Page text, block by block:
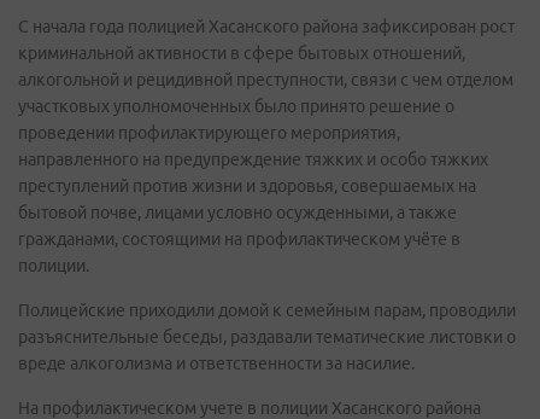
С начала года полицией Хасанского района зафиксирован рост
криминальной активности в сфере бытовых отношений,
алкогольной и рецидивной преступности, связи с чем отделом
участковых уполномоченных было принято решение о
проведении профилактирующего мероприятия,
направленного на предупреждение тяжких и особо тяжких
преступлений против жизни и здоровья, совершаемых на
бытовой почве, лицами условно осужденными, а также
гражданами, состоящими на профилактическом учёте в
полиции.
Полицейские приходили домой к семейным парам, проводили
разъяснительные беседы, раздавали тематические листовки о
вреде алкоголизма и ответственности за насилие.
На профилактическом учете в полиции Хасанского района